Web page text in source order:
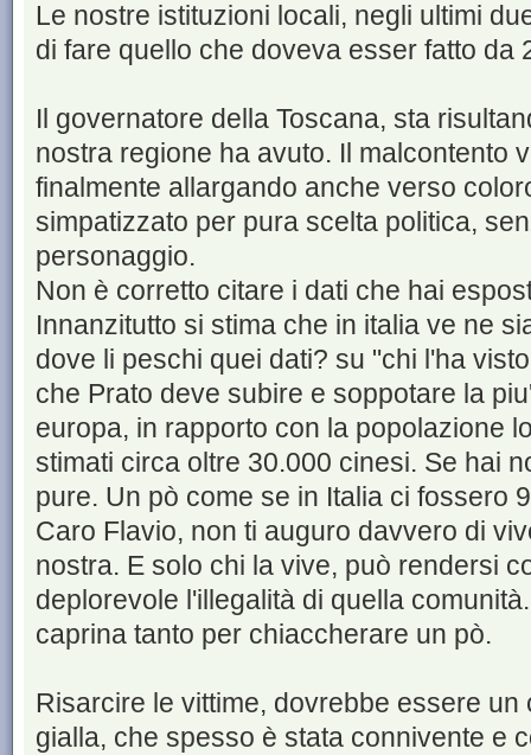
Le nostre istituzioni locali, negli ultimi
di fare quello che doveva esser fatto da
Il governatore della Toscana, sta
nostra regione ha avuto. Il malcontento
finalmente allargando anche verso
simpatizzato per pura scelta politica,
personaggio.
Non è corretto citare i dati che hai
Innanzitutto si stima che in italia ve ne
dove li peschi quei dati? su "chi l'ha
che Prato deve subire e soppotare la
europa, in rapporto con la popolazione
stimati circa oltre 30.000 cinesi. Se hai
pure. Un pò come se in Italia ci fossero
Caro Flavio, non ti auguro davvero di
nostra. E solo chi la vive, può rendersi
deplorevole l'illegalità di quella
caprina tanto per chiaccherare un pò.
Risarcire le vittime, dovrebbe essere
gialla, che spesso è stata connivente e